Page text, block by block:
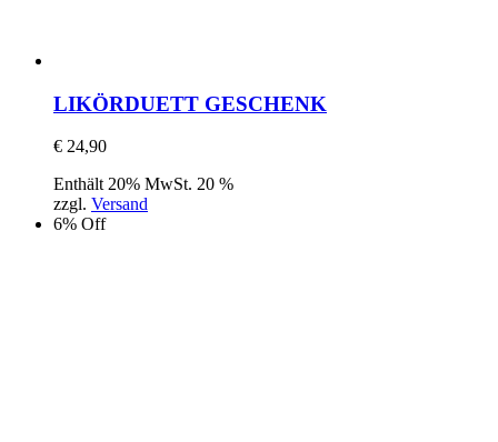
LIKÖRDUETT GESCHENK
€ 24,90
Enthält 20% MwSt. 20 %
zzgl. Versand
6% Off